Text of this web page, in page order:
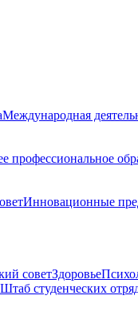
Международная
профессиональное
Инновационные
советЗдоровье
Штаб студенческих